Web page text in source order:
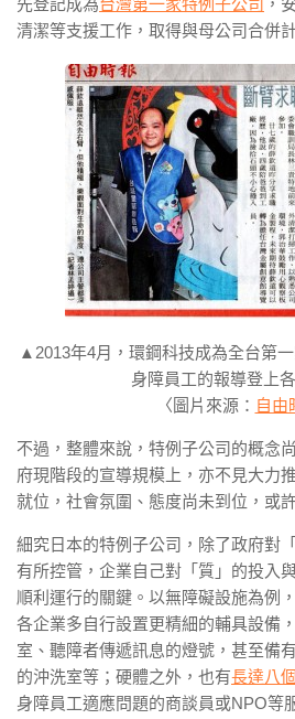
先登記成為台灣第一家特例子公司 ，
清潔等支援工作，取得與母公司合併
▲2013年4月，環鋼科技成為全台第
身障員工的報導登上
〈圖片來源： 自由
不過，整體來說，特例子公司的概念
府現階段的宣導規模上，亦不見大力
就位，社會氛圍、態度尚未到位，或
細究日本的特例子公司，除了政府對
有所控管，企業自己對「質」的投入
順利運行的關鍵。以無障礙設施為例
各企業多自行設置更精細的輔具設備
室、聽障者傳遞訊息的燈號，甚至備
的沖洗室等；硬體之外，也有長達八
身障員工適應問題的商談員或NPO等